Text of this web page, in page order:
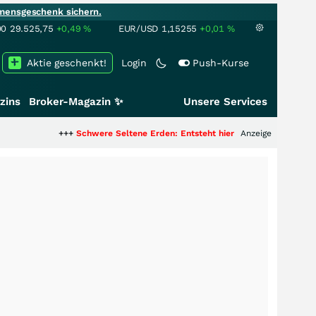
sichern.
29.525,75 +0,49% EUR/USD 1,15255 +0,01 %
Login Push-Kurse
Aktie geschenkt!
Broker-Magazin ✨ Unsere Services
Schwere Seltene Erden: Entsteht hier die nächste Milliardenstory?
Anzeige